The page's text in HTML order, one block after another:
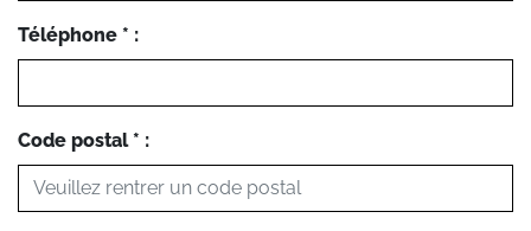
Téléphone * :
Code postal * :